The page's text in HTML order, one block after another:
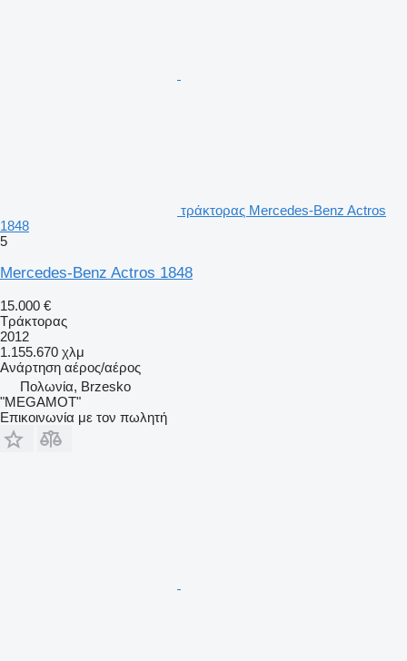
τράκτορας Mercedes-Benz Actros
1848
5
Mercedes-Benz Actros 1848
15.000 €
Τράκτορας
2012
1.155.670 χλμ
Ανάρτηση αέρος/αέρος
Πολωνία, Brzesko
"MEGAMOT"
Επικοινωνία με τον πωλητή